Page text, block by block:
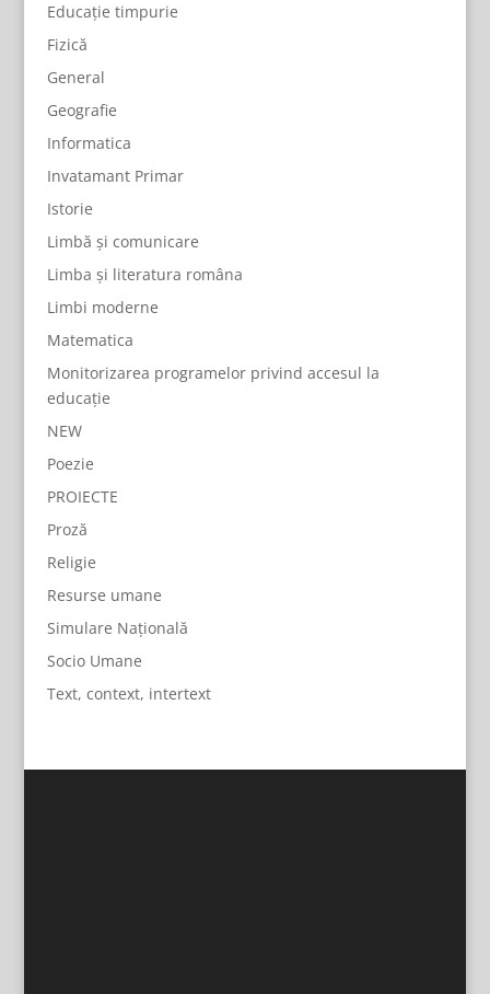
Educație timpurie
Fizică
General
Geografie
Informatica
Invatamant Primar
Istorie
Limbă și comunicare
Limba și literatura româna
Limbi moderne
Matematica
Monitorizarea programelor privind accesul la
educație
NEW
Poezie
PROIECTE
Proză
Religie
Resurse umane
Simulare Națională
Socio Umane
Text, context, intertext